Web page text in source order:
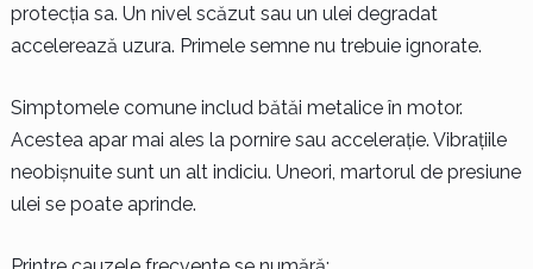
protecția sa. Un nivel scăzut sau un ulei degradat
accelerează uzura. Primele semne nu trebuie ignorate.
Simptomele comune includ bătăi metalice în motor.
Acestea apar mai ales la pornire sau accelerație. Vibrațiile
neobișnuite sunt un alt indiciu. Uneori, martorul de presiune
ulei se poate aprinde.